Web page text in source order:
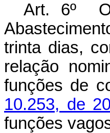
Art. 6º O
trinta dias,
relação
funções de
10.253, de
funções